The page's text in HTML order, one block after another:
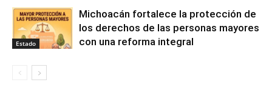
Estado
Michoacán fortalece la protección de
los derechos de las personas mayores
con una reforma integral